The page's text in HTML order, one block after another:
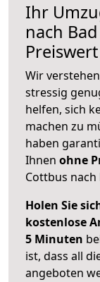
Ihr
nach
Preiswert
Wir
stressig
helfen, sich
machen zu
haben
Ihnen ohne
Cottbus
Holen Sie
kostenlose
5 Minuten
ist, dass all
angeboten